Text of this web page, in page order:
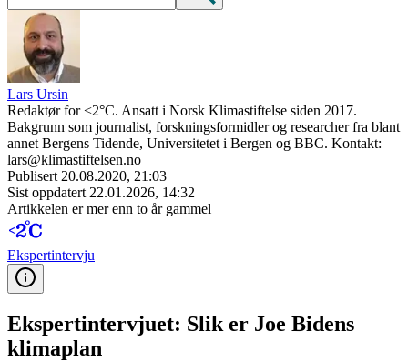
Lars Ursin
Redaktør for <2°C. Ansatt i Norsk Klimastiftelse siden 2017.
Bakgrunn som journalist, forskningsformidler og researcher fra blant
annet Bergens Tidende, Universitetet i Bergen og BBC. Kontakt:
lars@klimastiftelsen.no
Publisert 20.08.2020, 21:03
Sist oppdatert 22.01.2026, 14:32
Artikkelen er mer enn to år gammel
Ekspert­intervju
Ekspertintervjuet: Slik er Joe Bidens
klimaplan